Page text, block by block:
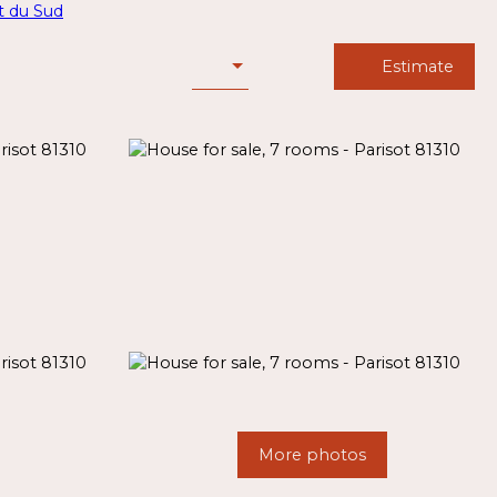
Estimate
More photos